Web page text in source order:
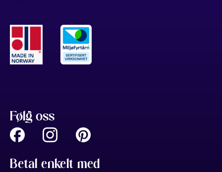
Følg oss
Betal enkelt med